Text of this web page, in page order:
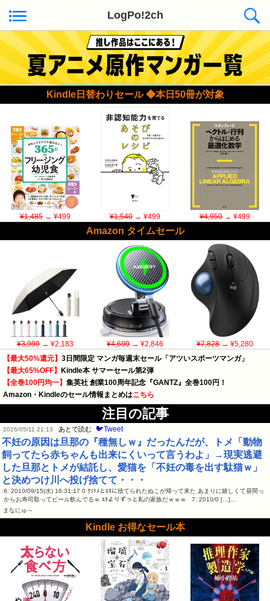
LogPo!2ch
Kindle日替わりセール ◆本日50冊が対象
¥1,485→ ¥499 ¥1,540→ ¥499 ¥4,950→ ¥499
Amazon タイムセール
¥3,999→ ¥2,183 ¥4,699→ ¥2,846 ¥7,828→ ¥5,280
【最大50%還元】 3日間限定 マンガ毎週末セール「アツいスポーツマンガ」
【最大65%OFF】
Kindle本 サマーセール第2弾
【全巻100円均一】 集英社 創業100周年記念『GANTZ』全巻100円！
Amazon・Kindleのセール情報まとめはこちら
注目の記事
2026/05/11 21:13 あとで読む 🐦Tweet
不妊の原因は旦那の『種無しｗ』だったんだが、トメ「動物
飼ってたら赤ちゃんも出来にくいって言うわよ」→現実逃避
した旦那とトメが結託し、愛猫を「不妊の毒を出す駄猫ｗ」
と決めつけ川へ投げ捨てて・・・
6: 2010/09/15(水) 16:31:17 0 ｸｿﾄﾒとｴﾈに捨てられたぬこが帰って来た あまりに嬉しくて昼間っ
からお寿司取ってビール飲んでるｗ ｴﾈよりずっと私の家族だｗｗｗ 7: 2010/0 […]…
まなにゅ～
Kindle お得なセール本